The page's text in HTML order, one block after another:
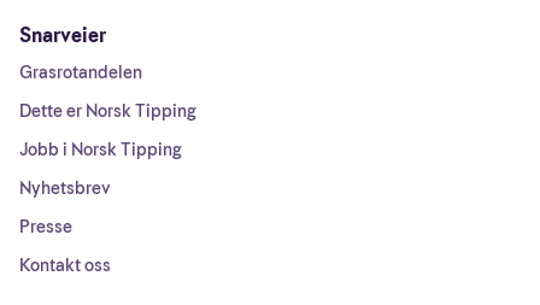
Snarveier
Grasrotandelen
Dette er Norsk Tipping
Jobb i Norsk Tipping
Nyhetsbrev
Presse
Kontakt oss